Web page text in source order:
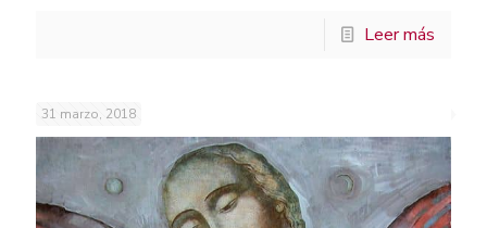
Leer más
31 marzo, 2018